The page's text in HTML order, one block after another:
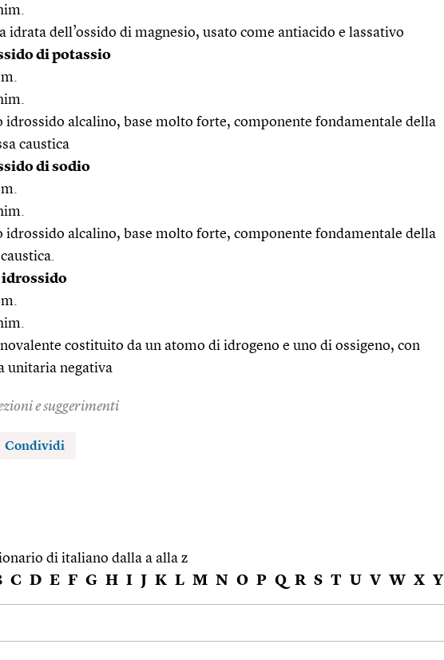
idrata dell’ossido di magnesio, usato come antiacido e lassativo
di potassio
idrossido alcalino, base molto forte, componente fondamentale della
caustica
di sodio
idrossido alcalino, base molto forte, componente fondamentale della
costituito da un atomo di idrogeno e uno di ossigeno, con
unitaria negativa
e suggerimenti
Condividi
di italiano dalla a alla z
C D E F G H I J K L M N O P Q R S T U V W X Y